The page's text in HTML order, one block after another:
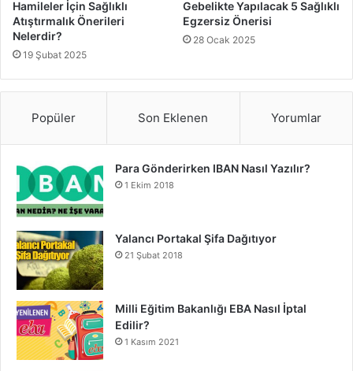
Hamileler İçin Sağlıklı
Atıştırmalık Önerileri
Nelerdir?
19 Şubat 2025
Gebelikte Yapılacak 5 Sağlıklı
Egzersiz Önerisi
28 Ocak 2025
Popüler Son Eklenen Yorumlar
Para Gönderirken IBAN Nasıl Yazılır?
1 Ekim 2018
Yalancı Portakal Şifa Dağıtıyor
21 Şubat 2018
Milli Eğitim Bakanlığı EBA Nasıl İptal
Edilir?
1 Kasım 2021